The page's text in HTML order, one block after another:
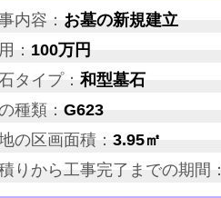
内容： お墓の新規建立
： 100万円
タイプ：和型墓石
種類： G623
の区画面積： 3.95㎡
りから工事完了までの期間：